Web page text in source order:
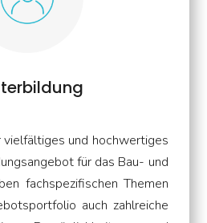
vielfältiges und hochwertiges
für das Bau- und
fachspezifischen Themen
auch zahlreiche